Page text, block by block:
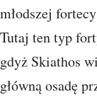
młodszej
Tutaj ten typ
gdyż Skiathos
główną osadę